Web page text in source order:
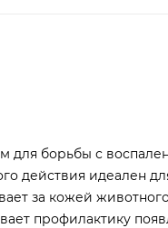
для борьбы с
действия идеален
за кожей
профилактику